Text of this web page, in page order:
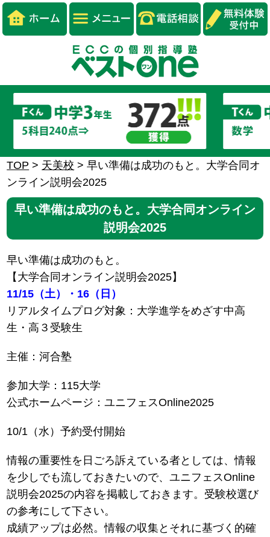
TOP > 天美校 >早い準備は成功のもと。大学合同オ
ンライン説明会2025
早い準備は成功のもと。大学合同オンライン
説明会2025
早い準備は成功のもと。
【大学合同オンライン説明会2025】
11/15（土）・16（日）
リアルタイムプログ対象：大学進学をめざす中高
生・高３受験生
主催：河合塾
参加大学：115大学
公式ホームページ：ユニフェスOnline2025
10/1（水）予約受付開始
情報の重要性を日ごろ訴えている者としては、情報
を少しでも流しておきたいので、ユニフェスOnline
説明会2025の内容を掲載しておきます。受験校選び
の参考にして下さい。
成績アップは必然。情報の収集とそれに基づく的確